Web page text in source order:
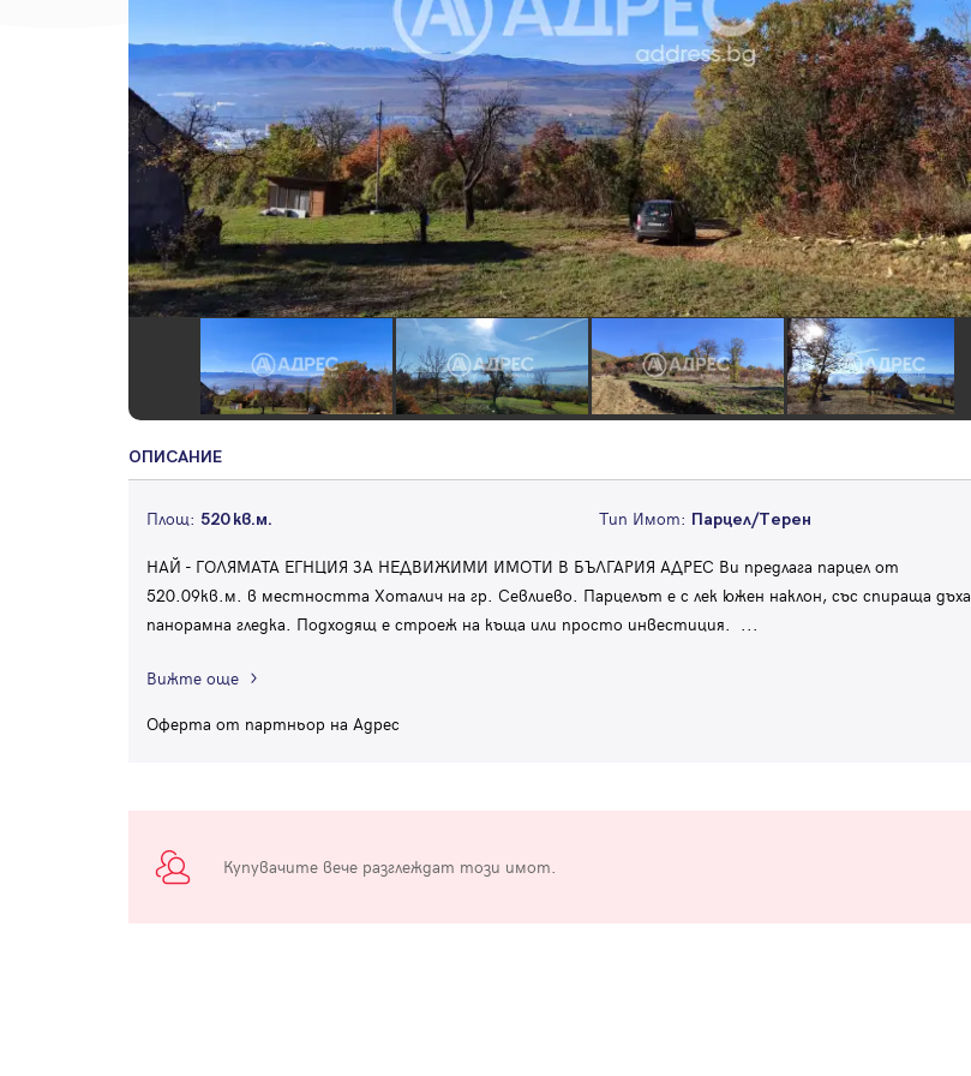
ОПИСАНИЕ
Площ: 520 кв.м. Тип Имот: Парцел/Терен
НАЙ - ГОЛЯМАТА ЕГНЦИЯ ЗА НЕДВИЖИМИ ИМОТИ В БЪЛГАРИЯ АДРЕС Ви предлага парцел от
520.09кв.м. в местността Хоталич на гр. Севлиево. Парцелът е с лек южен наклон, със спираща дъха
панорамна гледка. Подходящ е строеж на къща или просто инвестиция. ...
Вижте още
Оферта от партньор на Адрес
Купувачите вече разглеждат този имот.